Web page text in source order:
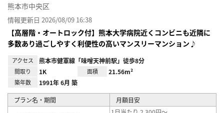
熊本市中央区
情報更新日 2026/08/09 16:38
【高層階・オートロック付】熊本大学病院近くコンビニも近隣に
多数あり過ごしやすく利便性の高いマンスリーマンション♪
アクセス 熊本市健軍線「味噌天神前駅」徒歩8分
間取り 1K 面積 21.56m²
築年数 1991年 6月 築
プラン名・期間 月額目安